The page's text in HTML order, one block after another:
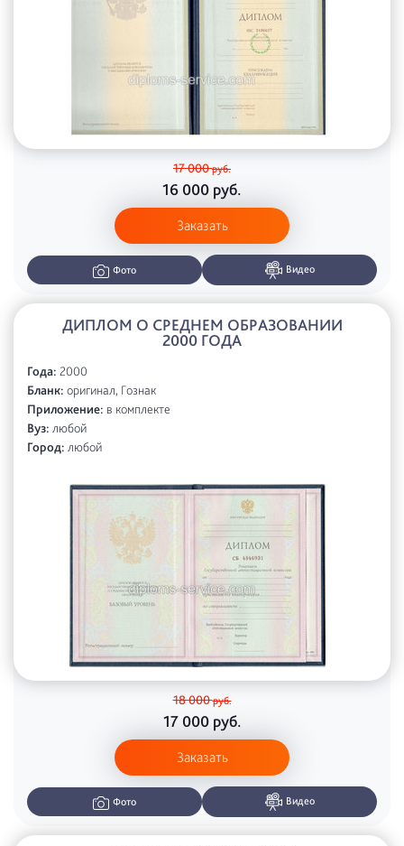
17 000руб.
16 000 руб.
Заказать
Фото Видео
ДИПЛОМ О СРЕДНЕМ ОБРАЗОВАНИИ
2000 ГОДА
Года: 2000
Бланк: оригинал, Гознак
Приложение: в комплекте
Вуз: любой
Город: любой
18 000руб.
17 000 руб.
Заказать
Фото Видео